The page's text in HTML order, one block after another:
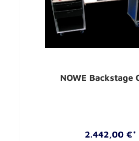
NOWE Backstage
2.442,00 €*